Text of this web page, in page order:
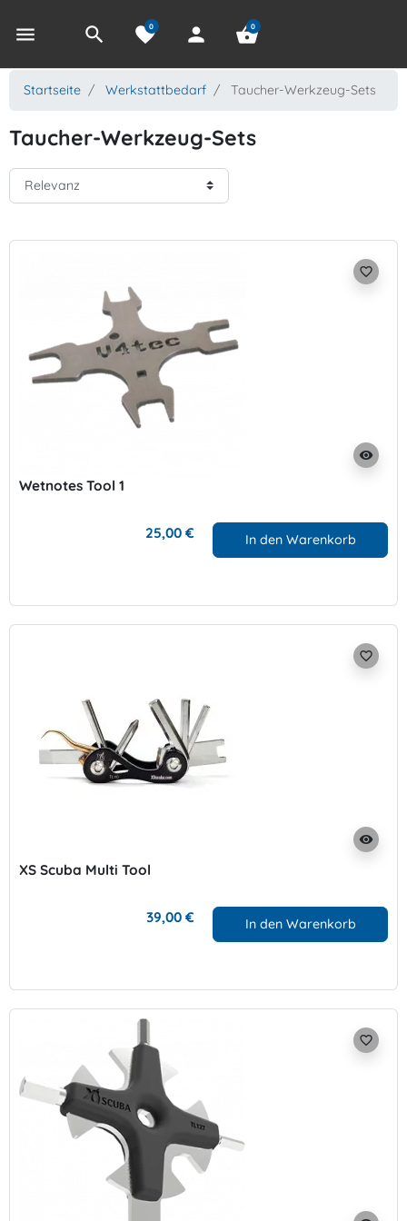
menu search favorite
0 person shopping_basket
0
Startseite Werkstattbedarf Taucher-Werkzeug-Sets
Taucher-Werkzeug-Sets
visibility
favorite_border
Wetnotes Tool 1
25,00 € In den Warenkorb
visibility
favorite_border
XS Scuba Multi Tool
39,00 € In den Warenkorb
favorite_border